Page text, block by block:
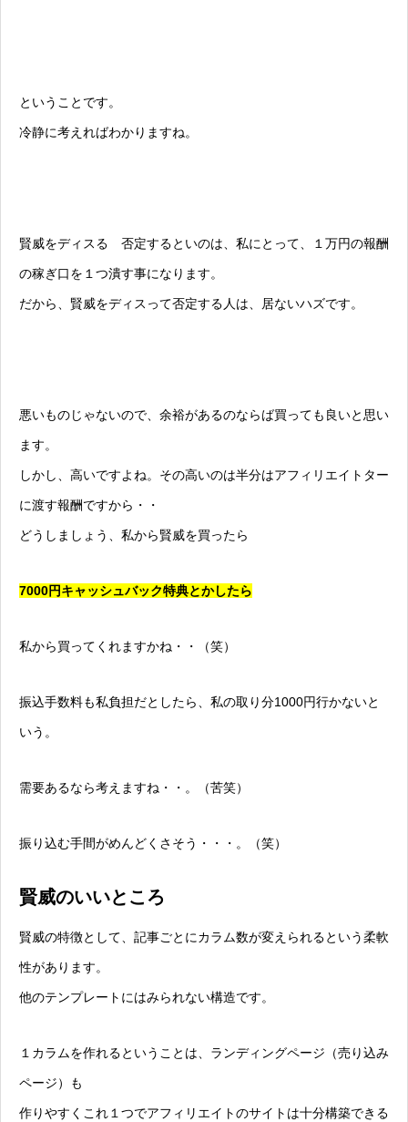
ということです。
冷静に考えればわかりますね。
賢威をディスる 否定するといのは、私にとって、１万円の報酬
の稼ぎ口を１つ潰す事になります。
だから、賢威をディスって否定する人は、居ないハズです。
悪いものじゃないので、余裕があるのならば買っても良いと思い
ます。
しかし、高いですよね。その高いのは半分はアフィリエイトター
に渡す報酬ですから・・
どうしましょう、私から賢威を買ったら
7000円キャッシュバック特典とかしたら
私から買ってくれますかね・・（笑）
振込手数料も私負担だとしたら、私の取り分1000円行かないと
いう。
需要あるなら考えますね・・。（苦笑）
振り込む手間がめんどくさそう・・・。（笑）
賢威のいいところ
賢威の特徴として、記事ごとにカラム数が変えられるという柔軟
性があります。
他のテンプレートにはみられない構造です。
１カラムを作れるということは、ランディングページ（売り込み
ページ）も
作りやすくこれ１つでアフィリエイトのサイトは十分構築できる